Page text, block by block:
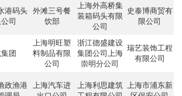
港码头
司
外滩三号餐
饮部
上海外高桥集
装箱码头有限
公司
史泰博商贸有
限公司
团
上海明旺塑
料制品有限
公司
浙江德盛建设
集团公司上海
崇明分公司
瑞艺装饰工程
有限公司
政渔港
上海汽车进
上海利思建筑
上海市浦东新